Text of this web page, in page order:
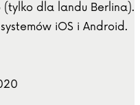
dla landu Berlina).
iOS i Android.